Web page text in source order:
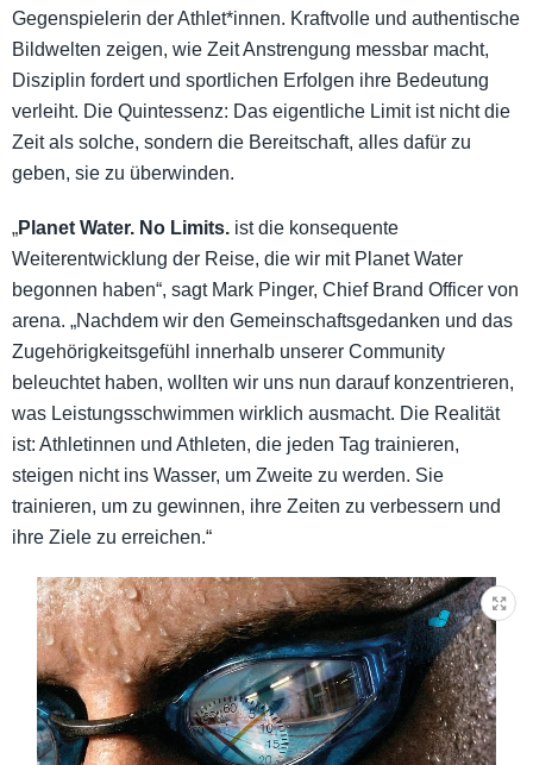
Gegenspielerin der Athlet*innen. Kraftvolle und authentische
Bildwelten zeigen, wie Zeit Anstrengung messbar macht,
Disziplin fordert und sportlichen Erfolgen ihre Bedeutung
verleiht. Die Quintessenz: Das eigentliche Limit ist nicht die
Zeit als solche, sondern die Bereitschaft, alles dafür zu
geben, sie zu überwinden.
„Planet Water. No Limits. ist die konsequente
Weiterentwicklung der Reise, die wir mit Planet Water
begonnen haben“, sagt Mark Pinger, Chief Brand Officer von
arena. „Nachdem wir den Gemeinschaftsgedanken und das
Zugehörigkeitsgefühl innerhalb unserer Community
beleuchtet haben, wollten wir uns nun darauf konzentrieren,
was Leistungsschwimmen wirklich ausmacht. Die Realität
ist: Athletinnen und Athleten, die jeden Tag trainieren,
steigen nicht ins Wasser, um Zweite zu werden. Sie
trainieren, um zu gewinnen, ihre Zeiten zu verbessern und
ihre Ziele zu erreichen.“